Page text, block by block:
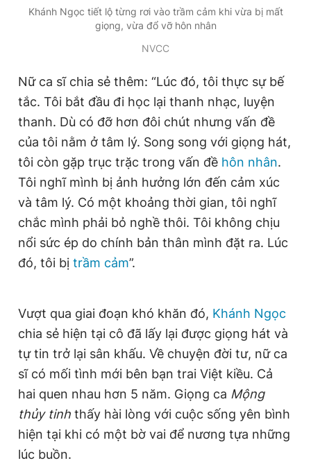
Khánh Ngọc tiết lộ từng rơi vào trầm cảm khi vừa bị mất
giọng, vừa đổ vỡ hôn nhân
NVCC
Nữ ca sĩ chia sẻ thêm: “Lúc đó, tôi thực sự bế
tắc. Tôi bắt đầu đi học lại thanh nhạc, luyện
thanh. Dù có đỡ hơn đôi chút nhưng vấn đề
của tôi nằm ở tâm lý. Song song với giọng hát,
tôi còn gặp trục trặc trong vấn đề hôn nhân.
Tôi nghĩ mình bị ảnh hưởng lớn đến cảm xúc
và tâm lý. Có một khoảng thời gian, tôi nghĩ
chắc mình phải bỏ nghề thôi. Tôi không chịu
nổi sức ép do chính bản thân mình đặt ra. Lúc
đó, tôi bị trầm cảm”.
Vượt qua giai đoạn khó khăn đó, Khánh Ngọc
chia sẻ hiện tại cô đã lấy lại được giọng hát và
tự tin trở lại sân khấu. Về chuyện đời tư, nữ ca
sĩ có mối tình mới bên bạn trai Việt kiều. Cả
hai quen nhau hơn 5 năm. Giọng ca Mộng
thủy tinh thấy hài lòng với cuộc sống yên bình
hiện tại khi có một bờ vai để nương tựa những
lúc buồn.